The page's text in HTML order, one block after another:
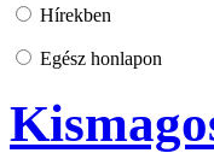
Hírekben
Egész honlapon